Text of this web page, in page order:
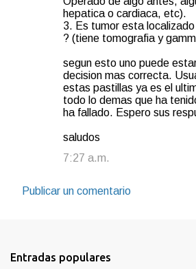
hepatica o cardiaca, etc).
3. Es tumor esta
? (tiene tomografia y
segun esto uno puede
decision mas correcta.
estas pastillas ya es el
todo lo demas que ha
ha fallado. Espero sus
saludos
7:27 a.m.
Publicar un comentario
Entradas populares